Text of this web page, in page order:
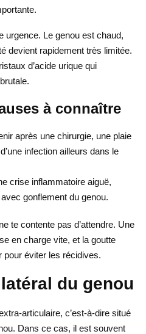
urgence. Le genou est chaud,
devient rapidement très limitée.
d’acide urique qui
à connaître
après une chirurgie, une plaie
infection ailleurs dans le
crise inflammatoire aiguë,
gonflement du genou.
te contente pas d’attendre. Une
en charge vite, et la goutte
pour éviter les récidives.
du genou
articulaire, c’est-à-dire situé
Dans ce cas, il est souvent